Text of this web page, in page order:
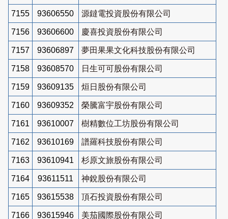
7155 93606550 源鐽電投資股份有限公司
7156 93606600 慶喜投資股份有限公司
7157 93606897 夢田果果文化科技股份有限公司
7158 93608570 日生可可股份有限公司
7159 93609135 烜日股份有限公司
7160 93609352 榮騰富宇股份有限公司
7161 93610007 樹精數位工坊股份有限公司
7162 93610169 譜羅科技股份有限公司
7163 93610941 杉原文旅股份有限公司
7164 93611511 神銳股份有限公司
7165 93615538 頂石投資股份有限公司
7166 93615946 美茄國際股份有限公司